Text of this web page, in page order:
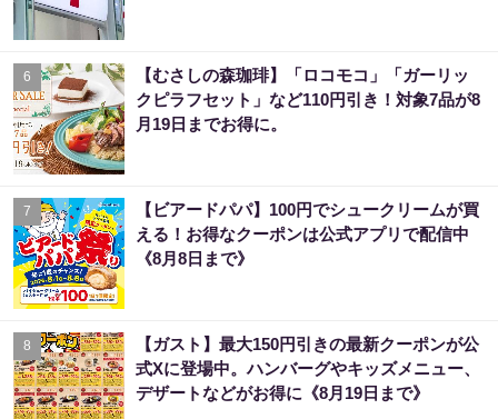
6
【むさしの森珈琲】「ロコモコ」「ガーリッ
クピラフセット」など110円引き！対象7品が8
月19日までお得に。
7
【ビアードパパ】100円でシュークリームが買
える！お得なクーポンは公式アプリで配信中
《8月8日まで》
8
【ガスト】最大150円引きの最新クーポンが公
式Xに登場中。ハンバーグやキッズメニュー、
デザートなどがお得に《8月19日まで》